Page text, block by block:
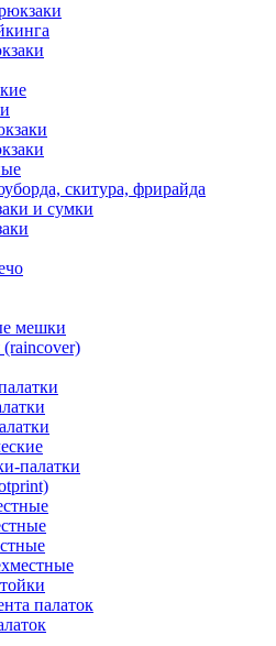
скитура, фрирайда
и сумки
мешки
палатки
палаток